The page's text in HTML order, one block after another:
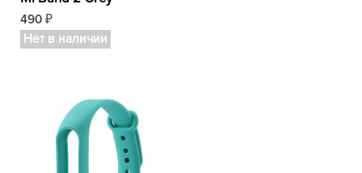
490 ₽
Нет в наличии